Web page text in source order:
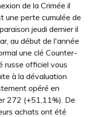
de la Crimée il
une perte cumulée de
jeudi dernier il
au début de l'année
une clé Counter-
russe officiel vous
à la dévaluation
opéré en
272 (+51,11%). De
achats ont été